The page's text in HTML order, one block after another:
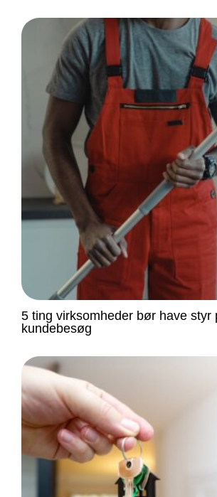
5 ting virksomheder bør have styr
kundebesøg